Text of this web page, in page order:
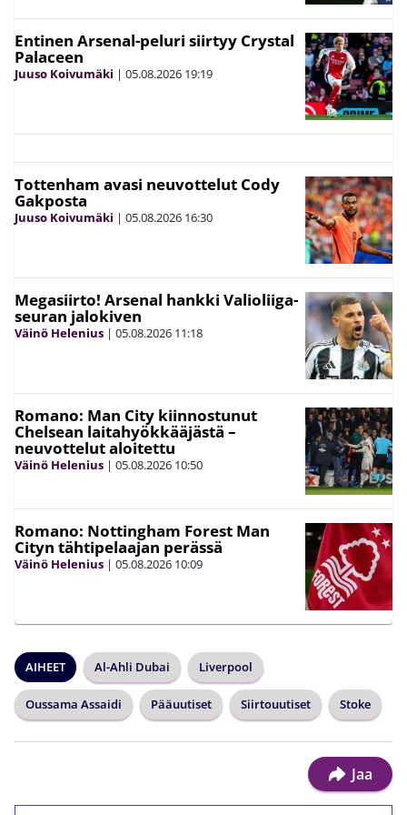
Entinen Arsenal-peluri siirtyy Crystal
Palaceen
Juuso Koivumäki | 05.08.2026 19:19
Tottenham avasi neuvottelut Cody
Gakposta
Juuso Koivumäki | 05.08.2026 16:30
Megasiirto! Arsenal hankki Valioliiga-
seuran jalokiven
Väinö Helenius | 05.08.2026 11:18
Romano: Man City kiinnostunut
Chelsean laitahyökkääjästä –
neuvottelut aloitettu
Väinö Helenius | 05.08.2026 10:50
Romano: Nottingham Forest Man
Cityn tähtipelaajan perässä
Väinö Helenius | 05.08.2026 10:09
AIHEET Al-Ahli Dubai Liverpool
Oussama Assaidi Pääuutiset Siirtouutiset Stoke
Jaa